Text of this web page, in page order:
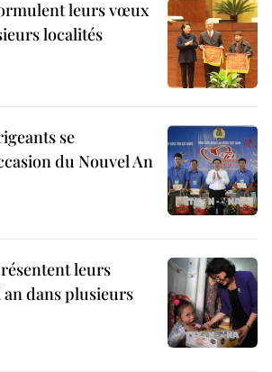
leurs vœux
localités
se
du Nouvel An
leurs
dans plusieurs